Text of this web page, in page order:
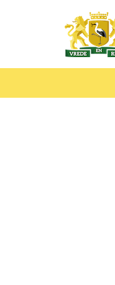
Ga
naar
de